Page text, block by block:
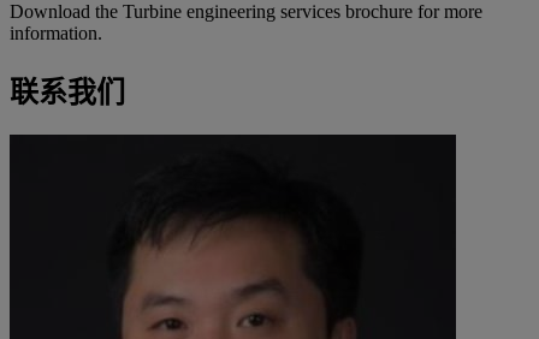
Download the Turbine engineering services brochure for more
information.
联系我们